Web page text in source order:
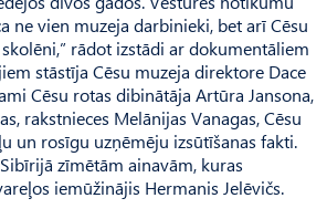
ne vien muzeja darbinieki, bet arī Cēsu
rādot izstādi ar dokumentāliem
stāstīja Cēsu muzeja direktore Dace
Cēsu rotas dibinātāja Artūra Jansona,
rakstnieces Melānijas Vanagas, Cēsu
un rosīgu uzņēmēju izsūtīšanas fakti.
zīmētām ainavām, kuras
iemūžinājis Hermanis Jelēvičs.